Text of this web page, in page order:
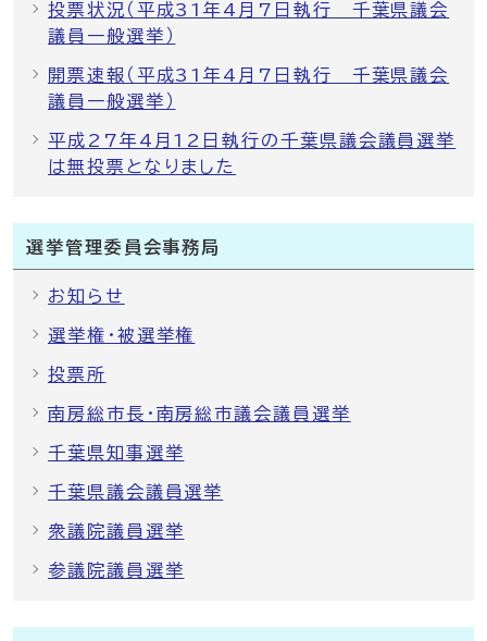
投票状況（平成31年4月7日執行 千葉県議会
議員一般選挙）
開票速報（平成31年4月7日執行 千葉県議会
議員一般選挙）
平成27年4月12日執行の千葉県議会議員選挙
は無投票となりました
選挙管理委員会事務局
お知らせ
選挙権・被選挙権
投票所
南房総市長・南房総市議会議員選挙
千葉県知事選挙
千葉県議会議員選挙
衆議院議員選挙
参議院議員選挙